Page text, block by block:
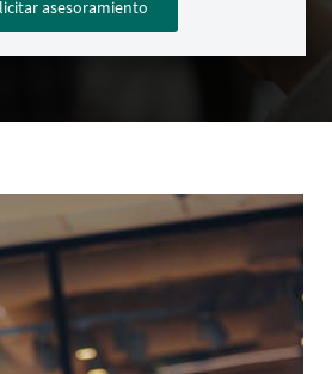
asesoramiento